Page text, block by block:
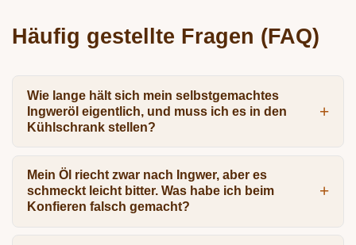
Häufig gestellte Fragen (FAQ)
Wie lange hält sich mein selbstgemachtes
Ingweröl eigentlich, und muss ich es in den
Kühlschrank stellen?
Mein Öl riecht zwar nach Ingwer, aber es
schmeckt leicht bitter. Was habe ich beim
Konfieren falsch gemacht?